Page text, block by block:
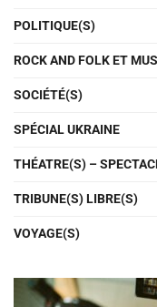
POLITIQUE(S)
ROCK AND FOLK ET
SOCIÉTÉ(S)
SPÉCIAL UKRAINE
THÉATRE(S) –
TRIBUNE(S) LIBRE(S)
VOYAGE(S)